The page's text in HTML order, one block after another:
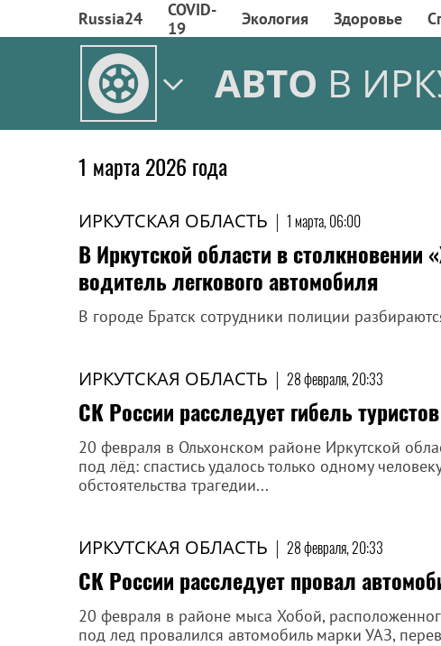
Russia24
COVID-
19
Экология Здоровье
АВТО В
1 марта 2026 года
ИРКУТСКАЯ ОБЛАСТЬ | 1 марта, 06:00
В Иркутской области в столкновении
водитель легкового автомобиля
В городе Братск сотрудники полиции
ИРКУТСКАЯ ОБЛАСТЬ | 28 февраля, 20:33
СК России расследует гибель
20 февраля в Ольхонском районе Иркутской
под лёд: спастись удалось только одному
обстоятельства трагедии...
ИРКУТСКАЯ ОБЛАСТЬ | 28 февраля, 20:33
СК России расследует провал
20 февраля в районе мыса Хобой,
под лед провалился автомобиль марки УАЗ,